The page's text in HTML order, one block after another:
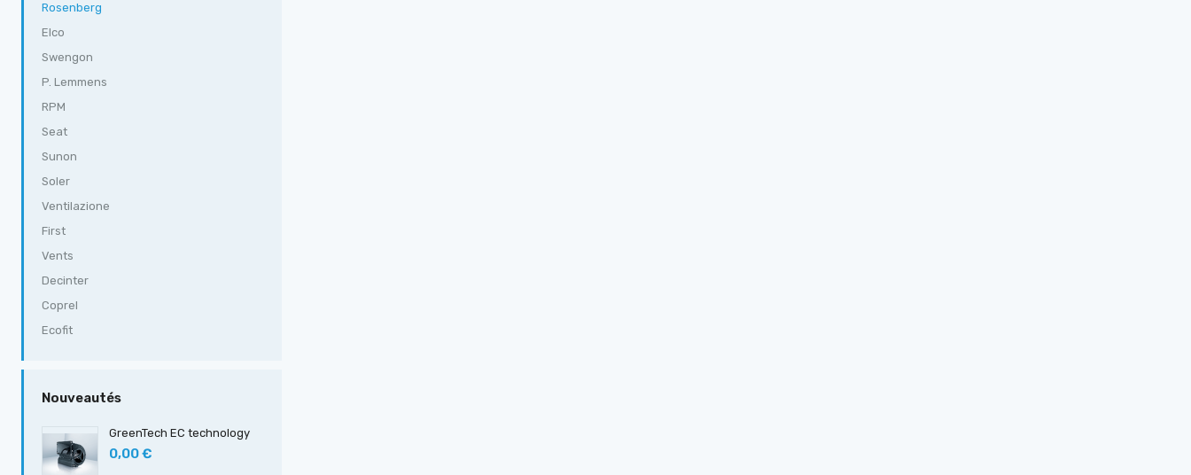
Rosenberg
Elco
Swengon
P. Lemmens
RPM
Seat
Sunon
Soler
Ventilazione
First
Vents
Decinter
Coprel
Ecofit
Nouveautés
GreenTech EC technology
0,00 €